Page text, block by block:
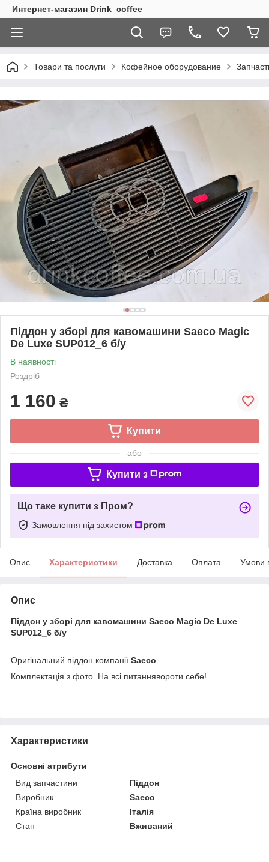
Интернет-магазин Drink_coffee
Товари та послуги Кофейное оборудование
Піддон у зборі для кавомашини Saeco Magic
De Luxe SUP012_6 б/у
В наявності
Роздріб
1 160 ₴
Купити
або
Купити з
Що таке купити з Пром?
Замовлення під захистом
Опис Характеристики Доставка Оплата Умови
Опис
Піддон у зборі для кавомашини Saeco Magic De Luxe
SUP012_6 б/у
Оригінальний піддон компанії Saeco
Комплектація з фото. На всі питаннявороти себе!
Характеристики
Основні атрибути
Вид запчастини
Піддон
Виробник
Saeco
Країна виробник
Італія
Стан
Вживаний